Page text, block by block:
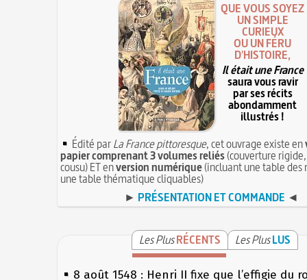
QUE VOUS SOYEZ
UN SIMPLE
CURIEUX
OU UN FÉRU
D'HISTOIRE,
Il était une France
saura vous ravir
par ses récits
abondamment
illustrés !
Édité parLa France pittoresque, cet ouvrage existe en
papier comprenant 3 volumes reliés(couverture
cousu) ET enversion numérique(incluant une table des
une table thématique cliquables)
► PRÉSENTATION ET COMMANDE ◄
Les PlusRÉCENTS Les PlusLUS
8 août 1548 : Henri II fixe que l’effigie du